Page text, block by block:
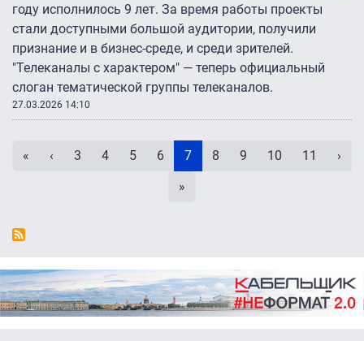
году исполнилось 9 лет. За время работы проекты
стали доступными большой аудитории, получили
признание и в бизнес-среде, и среди зрителей.
"Телеканалы с характером" — теперь официальный
слоган тематической группы телеканалов.
27.03.2026 14:10
Первая страница
« Предыдущая страница
‹ Page
3 Page
4 Page
5 Page
6 Текущая страница
7 Page
8 Page
9 Page
10 Page
11
›
Последняя страница
»